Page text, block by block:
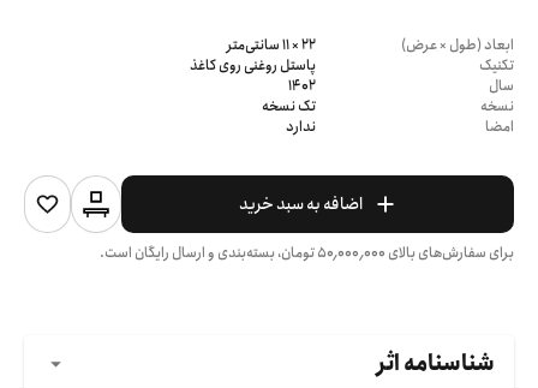
ابعاد (طول × عرض)
22 × 11 سانتی‌متر
تکنیک
پاستل روغنی روی کاغذ
سال
1402
نسخه
تک نسخه
امضا
ندارد
اضافه به سبد خرید
برای سفارش‌های بالای ۵۰٬۰۰۰٬۰۰۰تومان، بسته‌بندی و ارسال رایگان است.
شناسنامه اثر